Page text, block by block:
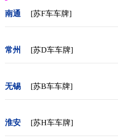
南通 [苏F车车牌]
常州 [苏D车车牌]
无锡 [苏B车车牌]
淮安 [苏H车车牌]